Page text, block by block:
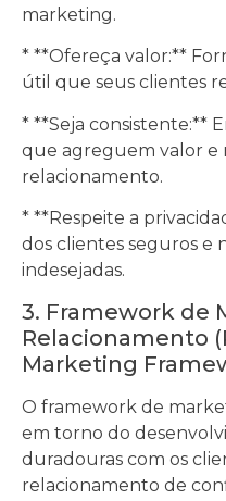
marketing.
* **Ofereça valor:**
útil que seus clientes
* **Seja consistente:**
que agreguem valor e
relacionamento.
* **Respeite a
dos clientes seguros e
indesejadas.
3. Framework de
Relacionamento
Marketing
O framework de
em torno do
duradouras com os
relacionamento de